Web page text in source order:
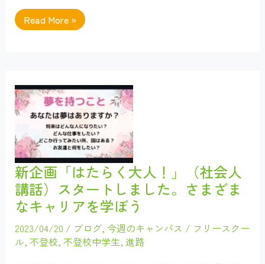
説
明
会」
月
27
日
に
開
催
～
バ
ー
「oVice」
の
活
用
事
例
と
し
て
取
り
上
げ
て
い
た
だ
き
Read More »
新企画「はたらく大人！」（社会人
講話）スタートしました。さまざま
なキャリアを学ぼう
2023/04/20 / ブログ, 今週のキャンパス / フリースクー
ル, 不登校, 不登校中学生, 進路